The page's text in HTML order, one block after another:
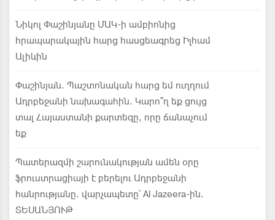
Նիկոլ Փաշինյանը ՄԱԿ-ի ամբիոնից
հրապարակային հարց հասցեագրեց Իլհամ
Ալիևին
Փաշինյան. Պաշտոնական հարց եմ ուղղում
Ադրբեջանի նախագահին. Կարո՞ղ եք ցույց
տալ Հայաստանի քարտեզը, որը ճանաչում
եք
Պատերազմի շարունակության ամեն օրը
ֆրուստրացիայի է բերելու Ադրբեջանի
հանրությանը. վարչապետը՝ Al Jazeera-ին.
ՏԵՍԱՆՅՈՒԹ